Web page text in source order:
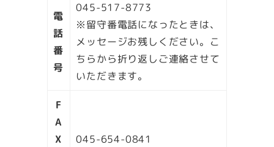
電
話
番
号
045-517-8773
※留守番電話になったときは、
メッセージお残しください。こ
ちらから折り返しご連絡させて
いただきます。
F
A
X
045-654-0841